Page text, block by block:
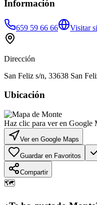
Información
659 59 66 66 Visitar
Dirección
San Feliz s/n, 33638 San
Ubicación
Haz clic para ver en Google
Ver en Google Maps
Guardar en Favoritos
Compartir
🗺️